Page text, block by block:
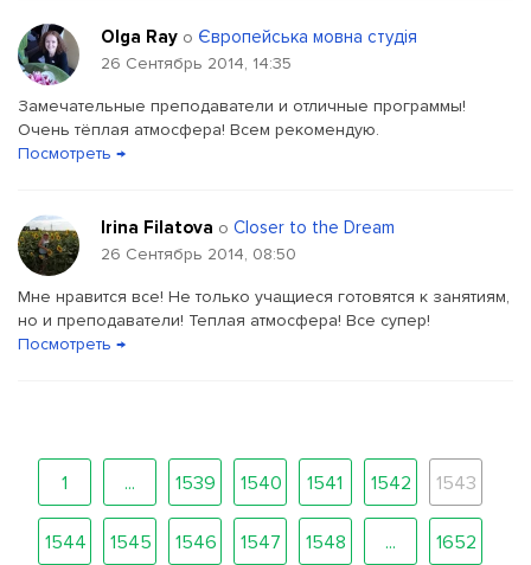
Olga Ray о Європейська мовна студія
26 Сентябрь 2014, 14:35
Замечательные преподаватели и отличные программы!
Очень тёплая атмосфера! Всем рекомендую.
Посмотреть →
Irina Filatova о Closer to the Dream
26 Сентябрь 2014, 08:50
Мне нравится все! Не только учащиеся готовятся к занятиям,
но и преподаватели! Теплая атмосфера! Все супер!
Посмотреть →
1 ... 1539 1540 1541 1542 1543
1544 1545 1546 1547 1548 ... 1652